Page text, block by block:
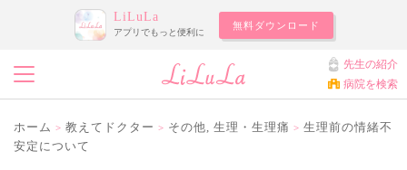
LiLuLa
アプリでもっと便利に
無料ダウンロード
先生の紹介
病院を検索
ホーム > 教えてドクター > その他, 生理・生理痛 > 生理前の情緒不
安定について